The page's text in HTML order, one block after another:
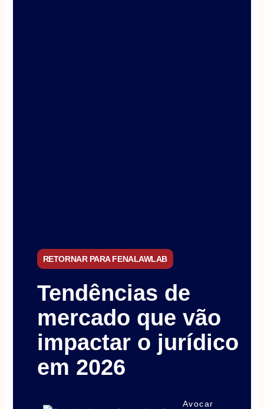
RETORNAR PARA FENALAWLAB
Tendências de
mercado que vão
impactar o jurídico
em 2026
Avocar